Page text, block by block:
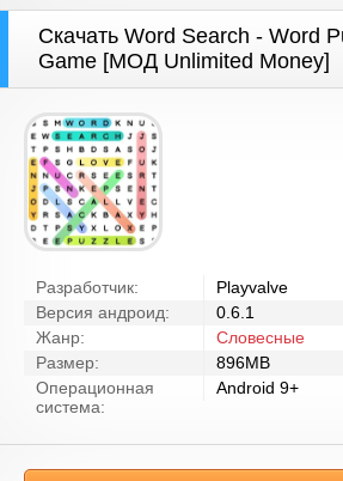
Скачать Word Search - Word
Game [МОД Unlimited Money]
Разработчик:
Playvalve
Версия андроид:
0.6.1
Жанр:
Словесные
Размер:
896MB
Операционная
система:
Android 9+